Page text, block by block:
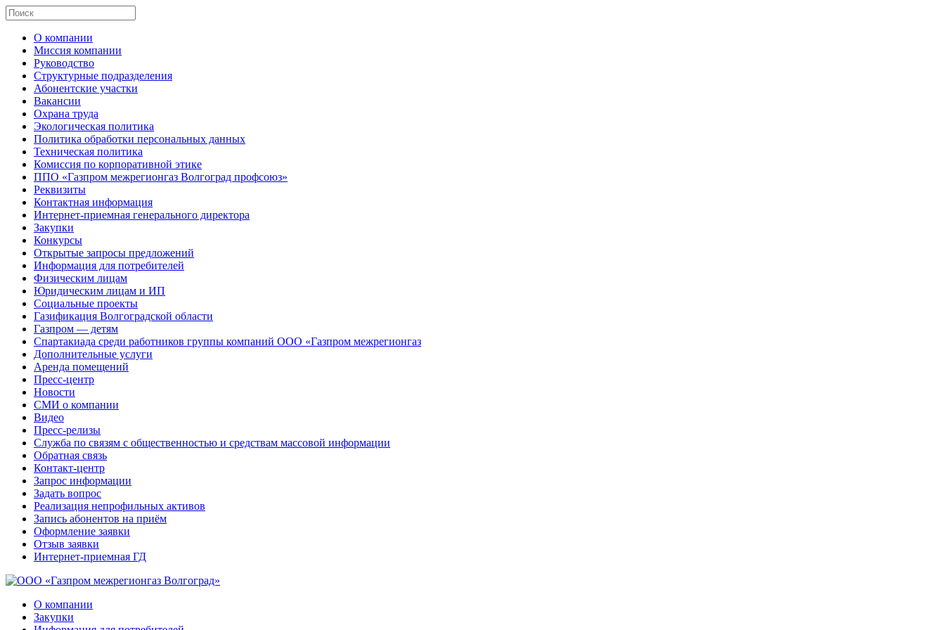
О компании
Миссия компании
Руководство
Структурные подразделения
Абонентские участки
Вакансии
Охрана труда
Экологическая политика
Политика обработки персональных данных
Техническая политика
Комиссия по корпоративной этике
ППО «Газпром межрегионгаз Волгоград профсоюз»
Реквизиты
Контактная информация
Интернет-приемная генерального директора
Закупки
Конкурсы
Открытые запросы предложений
Информация для потребителей
Физическим лицам
Юридическим лицам и ИП
Социальные проекты
Газификация Волгоградской области
Газпром — детям
Спартакиада среди работников группы компаний ООО «Газпром межрегионгаз
Дополнительные услуги
Аренда помещений
Пресс-центр
Новости
СМИ о компании
Видео
Пресс-релизы
Служба по связям с общественностью и средствам массовой информации
Обратная связь
Контакт-центр
Запрос информации
Задать вопрос
Реализация непрофильных активов
Запись абонентов на приём
Оформление заявки
Отзыв заявки
Интернет-приемная ГД
О компании
Закупки